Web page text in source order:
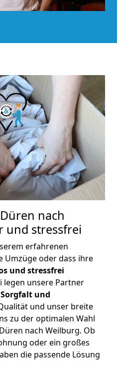
Düren nach
und stressfrei
erfahrenen
Umzüge oder dass ihre
und stressfrei
legen unsere Partner
Sorgfalt und
und unser breite
zu der optimalen Wahl
nach Weilburg. Ob
oder ein großes
die passende Lösung